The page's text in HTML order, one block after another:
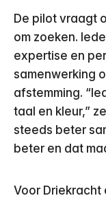
De pilot vraagt
om zoeken.
expertise en
samenwerking
afstemming.
taal en kleur,”
steeds beter
beter en dat
Voor Driekracht